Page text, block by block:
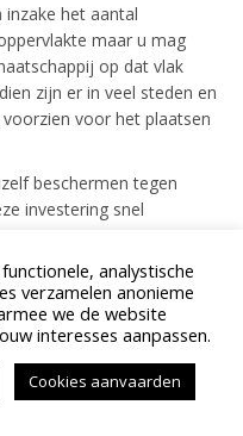
het aantal
maar u mag
op dat vlak
zijn er in veel steden en
voor het plaatsen
beschermen tegen
investering snel
Created by ARTisteeq
analystische
verzamelen anonieme
we de website
interesses aanpassen.
Cookies aanvaarden